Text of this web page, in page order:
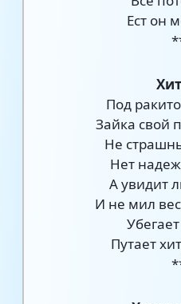
Ест он
Под
Зайка свой
Не
Нет
А увидит
И не мил
Путает